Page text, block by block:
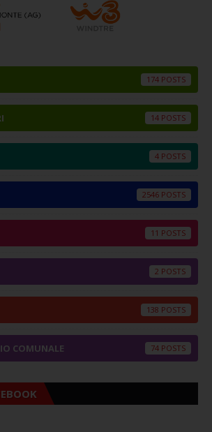
174
14
4
2546
11
2
138
COMUNALE 74